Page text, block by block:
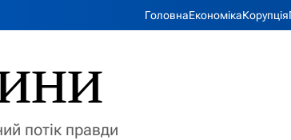
ГоловнаЕкономікаКорупція
потік правди